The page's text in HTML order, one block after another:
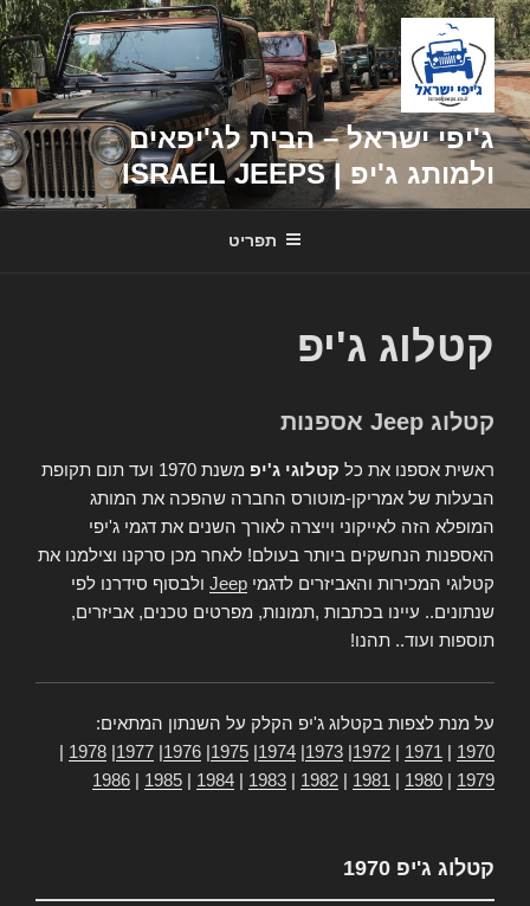
דילוג
לתוכן
ג'יפי ישראל – הבית לג'יפאים
ולמותג ג'יפ | ISRAEL JEEPS
תפריט
קטלוג ג'יפ
קטלוג Jeep אספנות
ראשית אספנו את כל קטלוגי ג'יפ
משנת 1970 ועד תום תקופת
הבעלות של אמריקן-מוטורס החברה שהפכה את המותג
המופלא הזה לאייקוני וייצרה לאורך השנים את דגמי ג'יפי
האספנות הנחשקים ביותר בעולם! לאחר מכן סרקנו וצילמנו את
קטלוגי המכירות והאביזרים לדגמי Jeep ולבסוף סידרנו לפי
שנתונים.. עיינו בכתבות ,תמונות, מפרטים טכנים, אביזרים,
תוספות ועוד.. תהנו!
על מנת לצפות בקטלוג ג'יפ הקלק על השנתון המתאים:
1970
1971
1972
1973
1974
1975
1976
1977
1978
1979
1980
1981
1982
1983
1984
1985
1986
קטלוג ג'יפ 1970